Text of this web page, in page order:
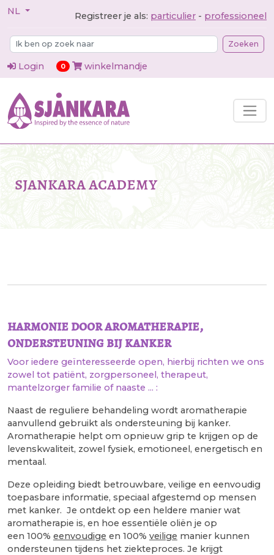
NL Registreer je als: particulier - professioneel
Zoeken
Login 0items in cart
winkelmandje
sjankara academy
harmonie door aromatherapie,
ondersteuning bij kanker
Voor iedere geïnteresseerde open, hierbij richten we ons
zowel tot patiënt, zorgpersoneel, therapeut,
mantelzorger familie of naaste ... :
Naast de reguliere behandeling wordt aromatherapie
aanvullend gebruikt als ondersteuning bij kanker.
Aromatherapie helpt om opnieuw grip te krijgen op de
levenskwaliteit, zowel fysiek, emotioneel, energetisch en
mentaal.
Deze opleiding biedt betrouwbare, veilige en eenvoudig
toepasbare informatie, speciaal afgestemd op mensen
met kanker. Je ontdekt op een heldere manier wat
aromatherapie is, en hoe essentiële oliën je op
een 100% eenvoudige en 100% veilige manier kunnen
ondersteunen tijdens het ziekteproces. Je krijgt